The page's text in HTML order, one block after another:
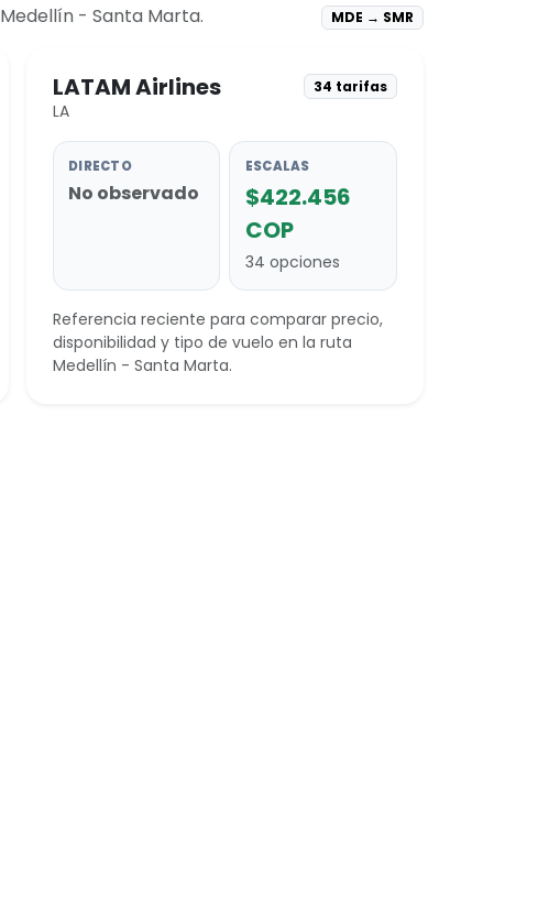
- Santa Marta. MDE → SMR
LATAM Airlines
LA
34 tarifas
DIRECTO
No observado
ESCALAS
$422.456
COP
34 opciones
Referencia reciente para comparar precio,
disponibilidad y tipo de vuelo en la ruta
Medellín - Santa Marta.